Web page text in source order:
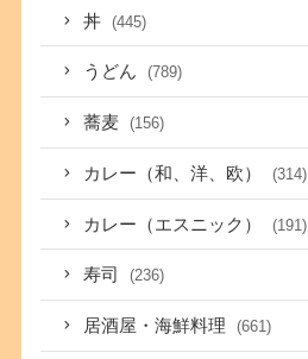
丼 (445)
うどん (789)
蕎麦 (156)
カレー（和、洋、欧） (314)
カレー（エスニック） (191)
寿司 (236)
居酒屋・海鮮料理 (661)